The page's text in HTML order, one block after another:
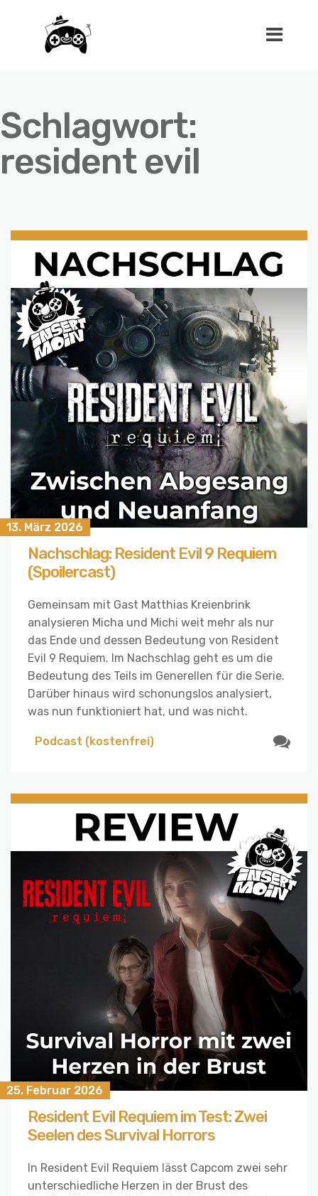
Schlagwort:
resident evil
13. März 2026
Nachschlag: Resident Evil 9 Requiem
(Spoilercast)
Gemeinsam mit Gast Matthias Kreienbrink
analysieren Micha und Michi weit mehr als nur
das Ende und dessen Bedeutung von Resident
Evil 9 Requiem. Im Nachschlag geht es um die
Bedeutung des Teils im Generellen für die Serie.
Darüber hinaus wird schonungslos analysiert,
was nun funktioniert hat, und was nicht.
Podcast (kostenfrei)
25. Februar 2026
Resident Evil Requiem im Test: Zwei
Seelen des Survival Horrors
In Resident Evil Requiem lässt Capcom zwei sehr
unterschiedliche Herzen in der Brust des